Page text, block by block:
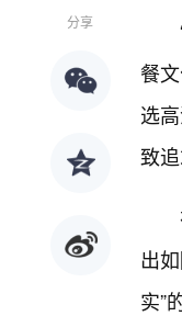
分享
餐
选
致追
出
实”